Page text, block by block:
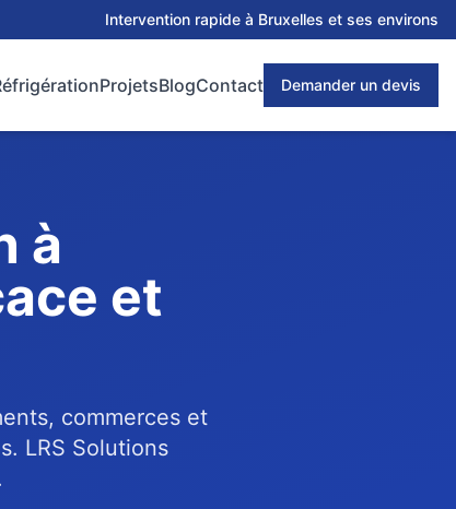
Intervention rapide à Bruxelles et ses environs
ProjetsBlogContact Demander un devis
à
et
commerces et
LRS Solutions